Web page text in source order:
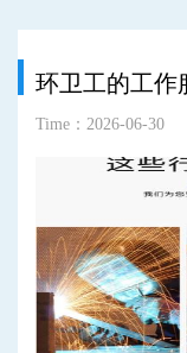
环卫工的工作
Time：2026-06-30